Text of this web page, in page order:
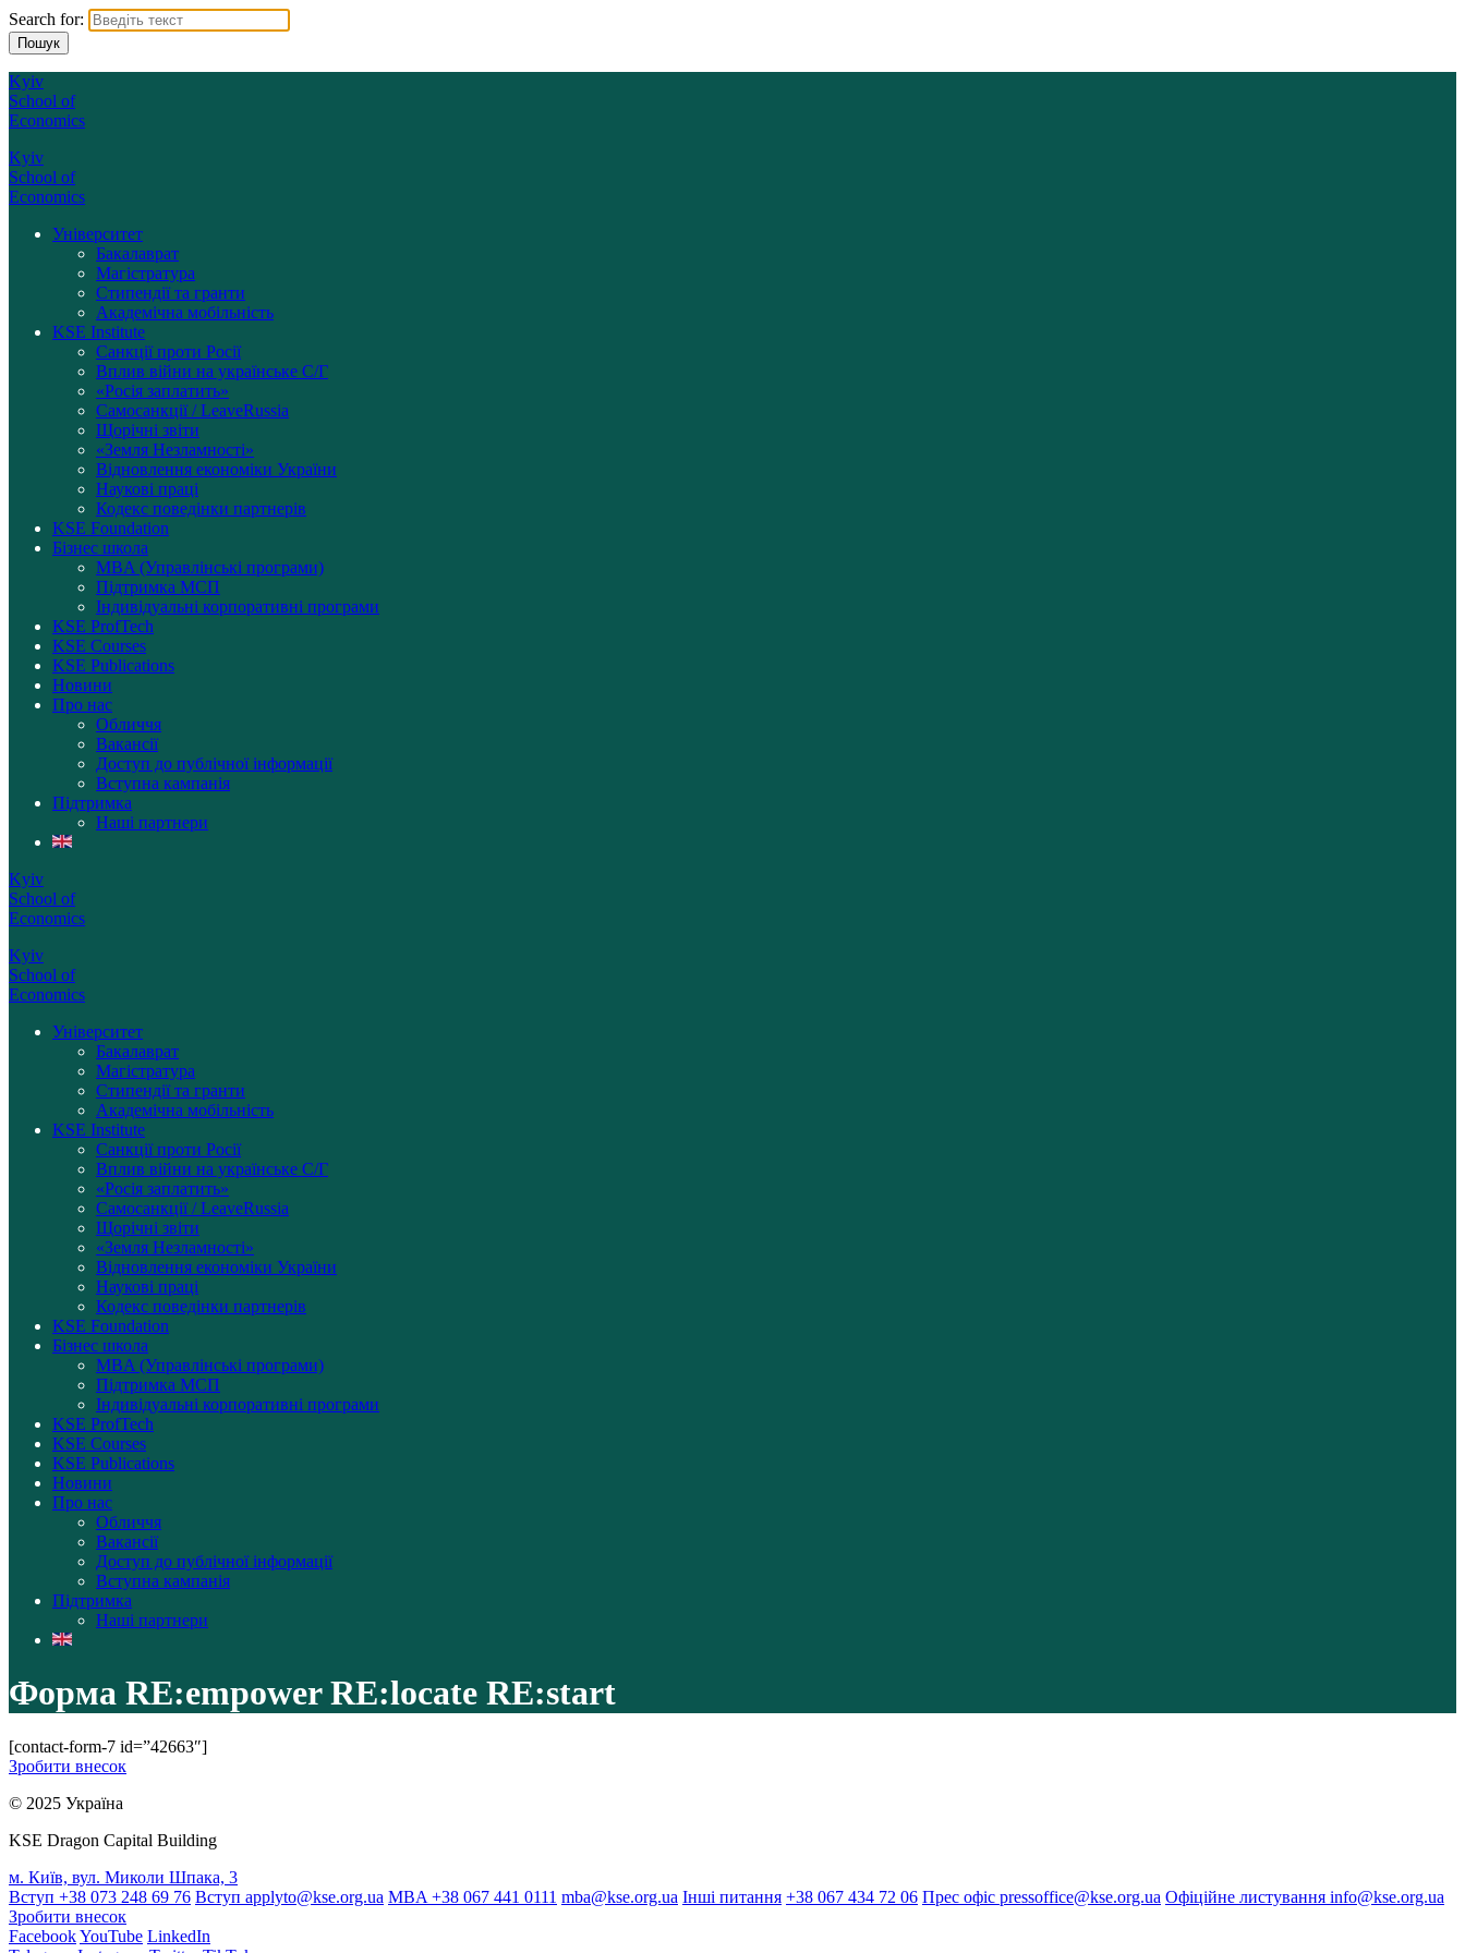
Search for:
Kyiv
School of
Economics
Kyiv
School of
Economics
Університет
Бакалаврат
Магістратура
Стипендії та гранти
Академічна мобільність
KSE Institute
Санкції проти Росії
Вплив війни на українське С/Г
«Росія заплатить»
Самосанкції / LeaveRussia
Щорічні звіти
«Земля Незламності»
Відновлення економіки України
Наукові праці
Кодекс поведінки партнерів
KSE Foundation
Бізнес школа
MBA (Управлінські програми)
Підтримка МСП
Індивідуальні корпоративні програми
KSE ProfTech
KSE Courses
KSE Publications
Новини
Про нас
Обличчя
Вакансії
Доступ до публічної інформації
Вступна кампанія
Підтримка
Наші партнери
Kyiv
School of
Economics
Kyiv
School of
Economics
Університет
Бакалаврат
Магістратура
Стипендії та гранти
Академічна мобільність
KSE Institute
Санкції проти Росії
Вплив війни на українське С/Г
«Росія заплатить»
Самосанкції / LeaveRussia
Щорічні звіти
«Земля Незламності»
Відновлення економіки України
Наукові праці
Кодекс поведінки партнерів
KSE Foundation
Бізнес школа
MBA (Управлінські програми)
Підтримка МСП
Індивідуальні корпоративні програми
KSE ProfTech
KSE Courses
KSE Publications
Новини
Про нас
Обличчя
Вакансії
Доступ до публічної інформації
Вступна кампанія
Підтримка
Наші партнери
Форма RE:empower RE:locate RE:start
[contact-form-7 id=”42663″]
Зробити внесок
© 2025 Україна
KSE Dragon Capital Building
м. Київ, вул. Миколи Шпака, 3
Вступ +38 073 248 69 76 Вступ applyto@kse.org.ua MBA +38 067 441 0111 mba@kse.org.ua Інші питання +38 067 434 72 06 Прес офіс pressoffice@kse.org.ua Офіційне листування info@kse.org.ua
Зробити внесок
FacebookYouTube LinkedIn